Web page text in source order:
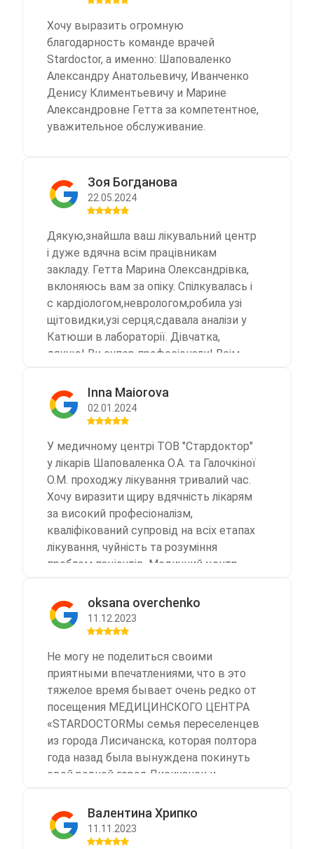
Хочу выразить огромную
благодарность команде врачей
Stardoctor, а именно: Шаповаленко
Александру Анатольевичу, Иванченко
Денису Климентьевичу и Марине
Александровне Гетта за компетентное,
уважительное обслуживание.
Зоя Богданова
22.05.2024
Дякую,знайшла ваш лікувальний центр
і дуже вдячна всім працівникам
закладу. Гетта Марина Олександрівка,
вклоняюсь вам за опіку. Спілкувалась і
с кардіологом,неврологом,робила узі
щітовидки,узі серця,сдавала аналізи у
Катюши в лабораторії. Дівчатка,
дякую! Ви супер професіонали! Всім
Inna Maiorova
02.01.2024
У медичному центрі ТОВ "Стардоктор"
у лікарів Шаповаленка О.А. та Галочкіної
О.М. проходжу лікування тривалий час.
Хочу виразити щиру вдячність лікарям
за високий професіоналізм,
кваліфікований супровід на всіх етапах
лікування, чуйність та розуміння
проблем пацієнтів. Медичний центр
доброзичливий та щирий. Дякую всім.
РЕКОМЕНДУЮ!!!
oksana overchenko
11.12.2023
Не могу не поделиться своими
приятными впечатлениями, что в это
тяжелое время бывает очень редко от
посещения МЕДИЦИНСКОГО ЦЕНТРА
«STARDOCTORМы семья переселенцев
из города Лисичанска, которая полтора
года назад была вынуждена покинуть
свой родной город Лисичанск и
нашему любимому дедушке, которому
исполнилось 88 лет, возникла
необходимость обратиться к врачу.Нам
Валентина Хрипко
11.11.2023